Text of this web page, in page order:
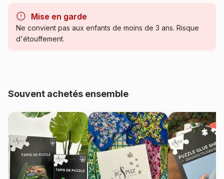
Catégorie
Puzzles - Plages et Îles de
Provenance Fabriqué en France
Bluebird-Puzzle-F-91186
EAN 3663384911866
Nombre de pièces 1000 pièces
Mise en garde
Ne convient pas aux enfants de moins de 3 ans. Risque
d'étouffement.
Souvent achetés ensemble